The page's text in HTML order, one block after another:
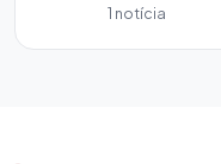
1 notícia